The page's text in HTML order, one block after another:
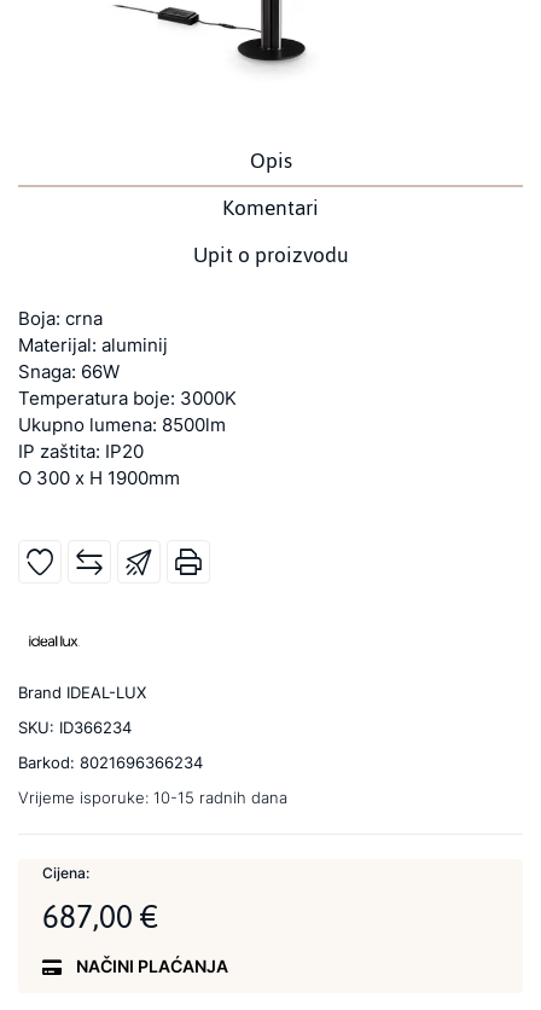
Opis
Komentari
Upit o proizvodu
Boja: crna
Materijal: aluminij
Snaga: 66W
Temperatura boje: 3000K
Ukupno lumena: 8500lm
IP zaštita: IP20
O 300 x H 1900mm
Brand IDEAL-LUX
SKU: ID366234
Barkod: 8021696366234
Vrijeme isporuke: 10-15 radnih dana
Cijena:
687,00 €
NAČINI PLAĆANJA